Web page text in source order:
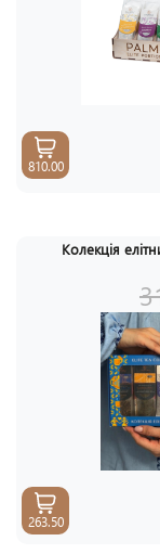
810.00
Колекція
263.50